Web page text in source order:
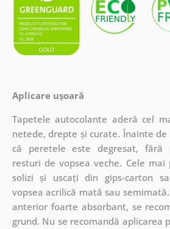
Aplicare ușoară
Tapetele autocolante aderă cel
netede, drepte și curate. Înainte
că peretele este degresat, fără
resturi de vopsea veche. Cele
solizi și uscați din gips-carton
vopsea acrilică mată sau
anterior foarte absorbant, se
grund. Nu se recomandă aplicarea